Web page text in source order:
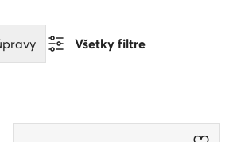
Všetky filtre